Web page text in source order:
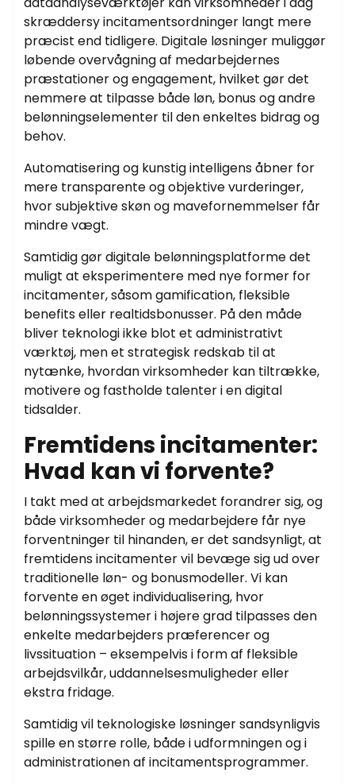
skræddersy incitamentsordninger langt mere
præcist end tidligere. Digitale løsninger muliggør
løbende overvågning af medarbejdernes
præstationer og engagement, hvilket gør det
nemmere at tilpasse både løn, bonus og andre
belønningselementer til den enkeltes bidrag og
behov.
Automatisering og kunstig intelligens åbner for
mere transparente og objektive vurderinger,
hvor subjektive skøn og mavefornemmelser får
mindre vægt.
Samtidig gør digitale belønningsplatforme det
muligt at eksperimentere med nye former for
incitamenter, såsom gamification, fleksible
benefits eller realtidsbonusser. På den måde
bliver teknologi ikke blot et administrativt
værktøj, men et strategisk redskab til at
nytænke, hvordan virksomheder kan tiltrække,
motivere og fastholde talenter i en digital
tidsalder.
Fremtidens incitamenter:
Hvad kan vi forvente?
I takt med at arbejdsmarkedet forandrer sig, og
både virksomheder og medarbejdere får nye
forventninger til hinanden, er det sandsynligt, at
fremtidens incitamenter vil bevæge sig ud over
traditionelle løn- og bonusmodeller. Vi kan
forvente en øget individualisering, hvor
belønningssystemer i højere grad tilpasses den
enkelte medarbejders præferencer og
livssituation – eksempelvis i form af fleksible
arbejdsvilkår, uddannelsesmuligheder eller
ekstra fridage.
Samtidig vil teknologiske løsninger sandsynligvis
spille en større rolle, både i udformningen og i
administrationen af incitamentsprogrammer.